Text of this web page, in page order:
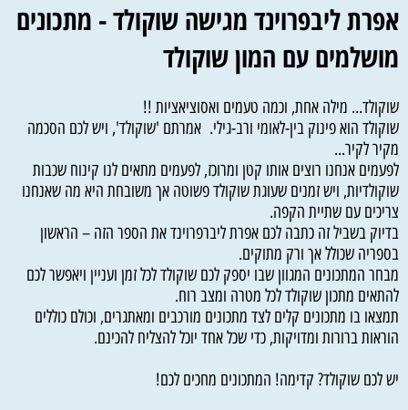
אפרת ליבפרוינד מגישה שוקולד - מתכונים
מושלמים עם המון שוקולד
שוקולד... מילה אחת, וכמה טעמים ואסוציאציות !!
שוקולד הוא פינוק בין-לאומי ורב-גילי. אמרתם 'שוקולד', ויש לכם הסכמה
מקיר לקיר...
לפעמים אנחנו רוצים אותו קטן ומרוכז, לפעמים מתאים לנו קינוח שכבות
שוקולדיות, ויש זמנים שעוגת שוקולד פשוטה אך משובחת היא מה שאנחנו
צריכים עם שתיית הקפה.
בדיוק בשביל זה כתבה לכם אפרת ליברפרוינד את הספר הזה – הראשון
בספריה שכולל אך ורק מתוקים.
מבחר המתכונים המגוון שבו יספק לכם שוקולד לכל זמן ועניין ויאפשר לכם
להתאים מתכון שוקולד לכל מטרה ומצב רוח.
תמצאו בו מתכונים קלים לצד מתכונים מורכבים ומאתגרים, וכולם כוללים
הוראות ברורות ומדויקות, כדי שכל אחד יוכל להצליח להכינם.
יש לכם שוקולד? קדימה! המתכונים מחכים לכם!